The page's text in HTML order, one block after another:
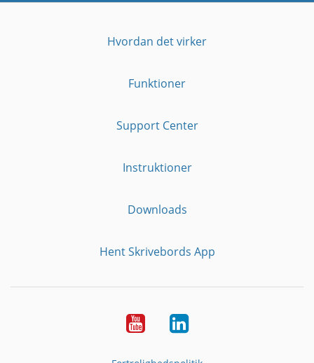
Hvordan det virker
Funktioner
Support Center
Instruktioner
Downloads
Hent Skrivebords App
YouTubeLinkedIn